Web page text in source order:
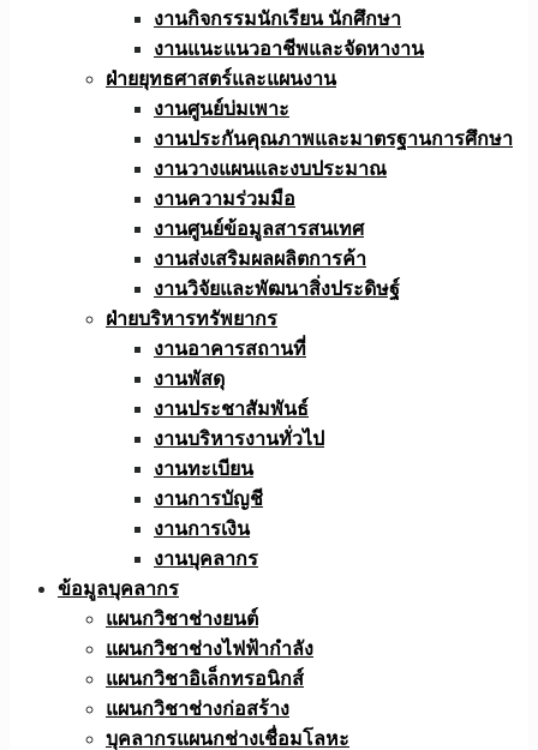
งานกิจกรรมนักเรียน นักศึกษา
งานแนะแนวอาชีพและจัดหางาน
ฝ่ายยุทธศาสตร์และแผนงาน
งานศูนย์บ่มเพาะ
งานประกันคุณภาพและมาตรฐานการศึกษา
งานวางแผนและงบประมาณ
งานความร่วมมือ
งานศูนย์ข้อมูลสารสนเทศ
งานส่งเสริมผลผลิตการค้า
งานวิจัยและพัฒนาสิ่งประดิษฐ์
ฝ่ายบริหารทรัพยากร
งานอาคารสถานที่
งานพัสดุ
งานประชาสัมพันธ์
งานบริหารงานทั่วไป
งานทะเบียน
งานการบัญชี
งานการเงิน
งานบุคลากร
ข้อมูลบุคลากร
แผนกวิชาช่างยนต์
แผนกวิชาช่างไฟฟ้ากำลัง
แผนกวิชาอิเล็กทรอนิกส์
แผนกวิชาช่างก่อสร้าง
บุคลากรแผนกช่างเชื่อมโลหะ